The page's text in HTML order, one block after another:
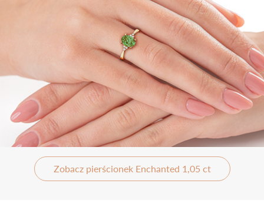
Zobacz pierścionek Enchanted 1,05 ct